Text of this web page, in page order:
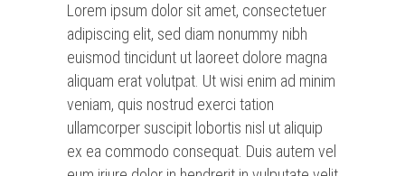
Lorem ipsum dolor sit amet, consectetuer
adipiscing elit, sed diam nonummy nibh
euismod tincidunt ut laoreet dolore magna
aliquam erat volutpat. Ut wisi enim ad minim
veniam, quis nostrud exerci tation
ullamcorper suscipit lobortis nisl ut aliquip
ex ea commodo consequat. Duis autem vel